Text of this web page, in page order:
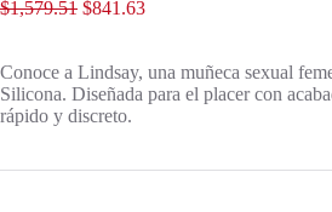
$1,579.51 $841.63
Conoce a Lindsay, una muñeca sexual
Silicona. Diseñada para el placer con
rápido y discreto.